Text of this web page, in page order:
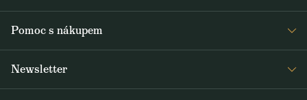
Pomoc s nákupem
Newsletter